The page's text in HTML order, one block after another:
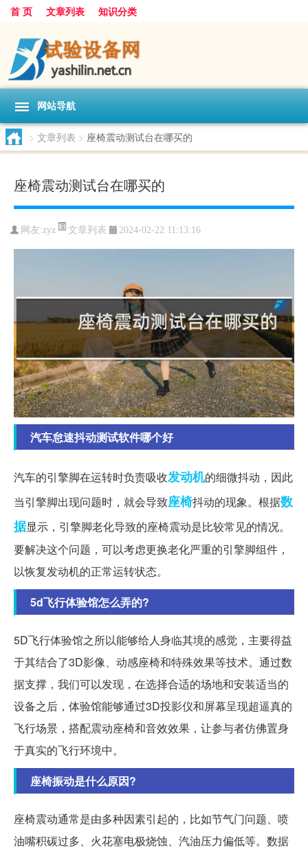
首 页 文章列表 知识分类
网站导航
> 文章列表 > 座椅震动测试台在哪买的
座椅震动测试台在哪买的
网友:zyz 文章列表 2024-02-22 11:13:16
汽车怠速抖动测试软件哪个好
汽车的引擎脚在运转时负责吸收发动机的细微抖动，因此
当引擎脚出现问题时，就会导致座椅抖动的现象。根据数
据显示，引擎脚老化导致的座椅震动是比较常见的情况。
要解决这个问题，可以考虑更换老化严重的引擎脚组件，
以恢复发动机的正常运转状态。
5d飞行体验馆怎么弄的?
5D飞行体验馆之所以能够给人身临其境的感觉，主要得益
于其结合了3D影像、动感座椅和特殊效果等技术。通过数
据支撑，我们可以发现，在选择合适的场地和安装适当的
设备之后，体验馆能够通过3D投影仪和屏幕呈现超逼真的
飞行场景，搭配震动座椅和音效效果，让参与者仿佛置身
于真实的飞行环境中。
座椅振动是什么原因?
座椅震动通常是由多种因素引起的，比如节气门问题、喷
油嘴积碳过多、火花塞电极烧蚀、汽油压力偏低等。数据